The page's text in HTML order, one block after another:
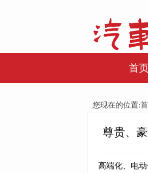
首
您现在的位置:
尊贵、
高端化、电